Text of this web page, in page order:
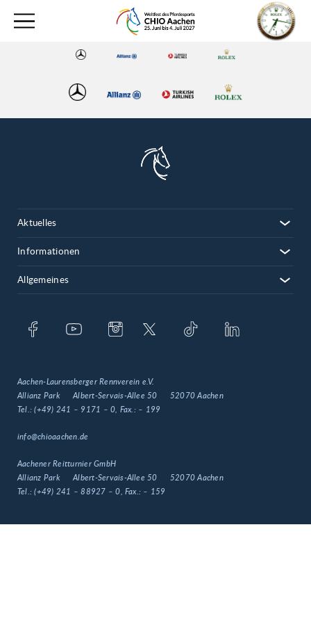
Aktuelles
Informationen
Allgemeines
Aachen-Laurensberger Rennverein e.V.
Allianz Park
Albert-Servais-Allee 50
52070 Aachen
Tel.:(+49) 241 – 9171 – 0 , Fax.: – 199
info@chioaachen.de
Aachener Reitturnier GmbH
Allianz Park
Albert-Servais-Allee 50
52070 Aachen
Tel.:(+49) 241 – 88927 – 0 , Fax.: – 159